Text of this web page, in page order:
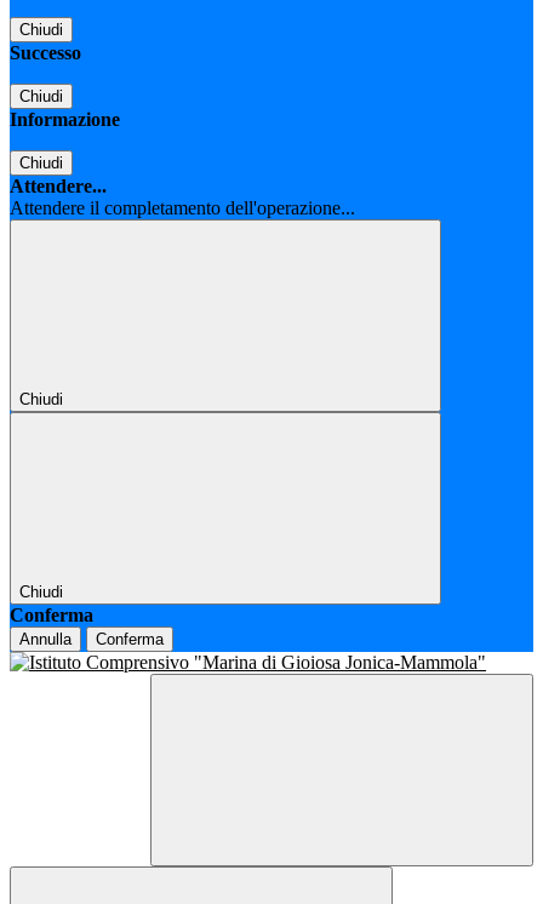
Chiudi
Successo
Chiudi
Informazione
Chiudi
Attendere...
Attendere il completamento dell'operazione...
Chiudi
Chiudi
Conferma
Annulla Conferma